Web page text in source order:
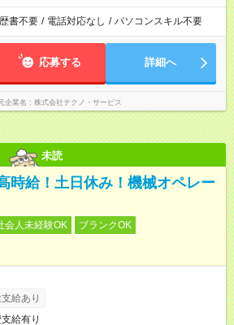
書不要 / 電話対応なし / パソコンスキル不要
応募する 詳細へ
企業名 株式会社テクノ・サービス
未読
時給！土日休み！機械オペレー
会人未経験OK
ブランクOK
給あり
給有り